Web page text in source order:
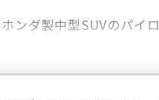
ンダ製中型SUVのパイ